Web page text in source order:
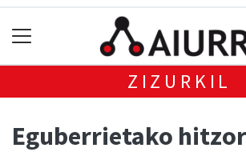
ZIZURKIL
Eguberrietako